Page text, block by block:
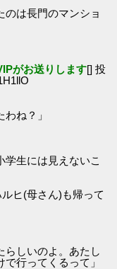
のは長門のマンショ
がお送りします[] 投
ね？」
生には見えないこ
ヒ(母さん)も帰って
らしいのよ。あたし
行ってくるって」